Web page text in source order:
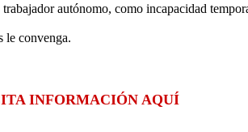
autónomo, como incapacidad
le convenga.
INFORMACIÓN AQUÍ